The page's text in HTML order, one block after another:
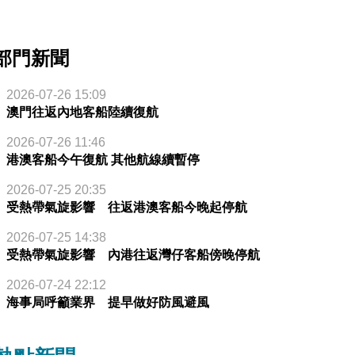
門新聞
2026-07-26 15:09
澳門往返內地客船陸續復航
2026-07-26 11:46
港澳客船今午復航 其他航線續暫停
2026-07-25 20:35
受熱帶氣旋影響 往返港澳客船今晚起停航
2026-07-25 14:38
受熱帶氣旋影響 內港往返灣仔客船傍晚停航
2026-07-24 22:12
海事局呼籲業界 提早做好防風避風